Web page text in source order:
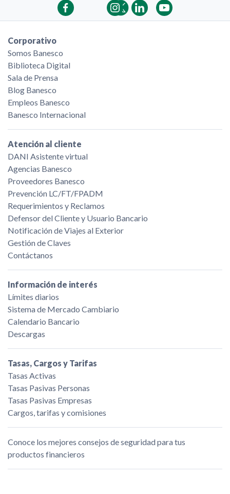
Corporativo
Somos Banesco
Biblioteca Digital
Sala de Prensa
Blog Banesco
Empleos Banesco
Banesco Internacional
Atención al cliente
DANI Asistente virtual
Agencias Banesco
Proveedores Banesco
Prevención LC/FT/FPADM
Requerimientos y Reclamos
Defensor del Cliente y Usuario Bancario
Notificación de Viajes al Exterior
Gestión de Claves
Contáctanos
Información de interés
Límites diarios
Sistema de Mercado Cambiario
Calendario Bancario
Descargas
Tasas, Cargos y Tarifas
Tasas Activas
Tasas Pasivas Personas
Tasas Pasivas Empresas
Cargos, tarifas y comisiones
Conoce los mejores consejos de seguridad para tus
productos financieros